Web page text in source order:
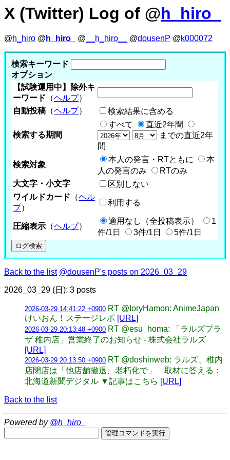
X (Twitter) Log of @h_hiro_
@h_hiro @ h_hiro_ @ __h_hiro__ @dousenP @k000072
検索キーワード
オプション
【試験運用中】除外キ
ーワード （ヘルプ）
自動投稿 （ヘルプ） 検索結果に含める
検索する期間
すべて
直近2年間
までの直近2年
間
検索対象
本人の発言・RTともに
本
人の発言のみ
RTのみ
大文字・小文字
区別しない
ワイルドカード （ヘル
プ）
利用する
圧縮表示 （ヘルプ）
適用なし（全投稿表示）
1
件/1日
3件/1日 5件/1日
Back to the list @dousenP's posts on 2026_03_29
2026_03_29 (日): 3 posts
2026-03-29 14:41:22 +0900 RT @IoryHamon: AnimeJapan
けいおん！ステージレポ [URL]
2026-03-29 20:13:48 +0900 RT @esu_homa: 「ラルズプラ
ザ 稚内店」営業終了のお知らせ - 株式会社ラルズ
[URL]
2026-03-29 20:13:50 +0900 RT @doshinweb: ラルズ、稚内
店閉店は「他店舗撤退、老朽化で」 取材に答える：
北海道新聞デジタル ▼記事はこちら [URL]
Back to the list
Powered by @h_hiro_